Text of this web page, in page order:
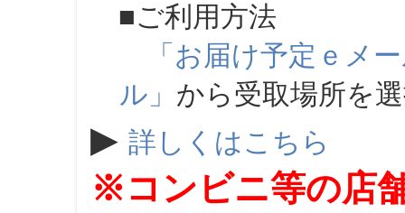
■ご利用方法
「お届け予定ｅメ
ル」 から受取場所を
▶ 詳しくはこちら
※コンビニ等の店